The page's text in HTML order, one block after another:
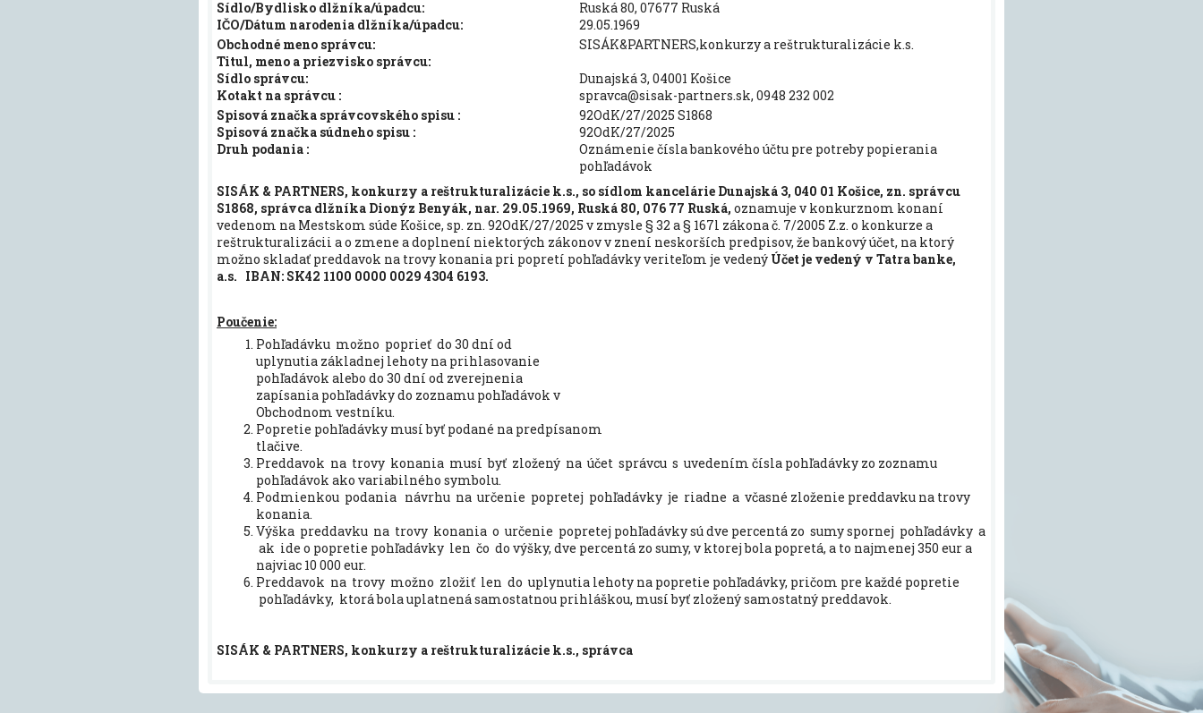
Sídlo/Bydlisko dlžníka/úpadcu:
Ruská 80, 07677 Ruská
IČO/Dátum narodenia dlžníka/úpadcu:
29.05.1969
Obchodné meno správcu:
SISÁK&PARTNERS,konkurzy a reštrukturalizácie k.s.
Titul, meno a priezvisko správcu:
Sídlo správcu:
Dunajská 3, 04001 Košice
Kotakt na správcu :
spravca@sisak-partners.sk, 0948 232 002
Spisová značka správcovského spisu :
92OdK/27/2025 S1868
Spisová značka súdneho spisu :
92OdK/27/2025
Druh podania :
Oznámenie čísla bankového účtu pre potreby popierania
pohľadávok
SISÁK & PARTNERS, konkurzy a reštrukturalizácie k.s., so sídlom kancelárie Dunajská 3, 040 01 Košice, zn. správcu
S1868, správca dlžníka Dionýz Benyák, nar. 29.05.1969, Ruská 80, 076 77 Ruská, oznamuje v konkurznom konaní
vedenom na Mestskom súde Košice, sp. zn. 92OdK/27/2025 v zmysle § 32 a § 167l zákona č. 7/2005 Z.z. o konkurze a
reštrukturalizácii a o zmene a doplnení niektorých zákonov v znení neskorších predpisov, že bankový účet, na ktorý
možno skladať preddavok na trovy konania pri popretí pohľadávky veriteľom je vedený Účet je vedený v Tatra banke,
a.s. IBAN: SK42 1100 0000 0029 4304 6193.
Poučenie:
Pohľadávku možno poprieť do 30 dní od
uplynutia základnej lehoty na prihlasovanie
pohľadávok alebo do 30 dní od zverejnenia
zapísania pohľadávky do zoznamu pohľadávok v
Obchodnom vestníku.
Popretie pohľadávky musí byť podané na predpísanom
tlačive.
Preddavok na trovy konania musí byť zložený na účet správcu s uvedením čísla pohľadávky zo zoznamu
pohľadávok ako variabilného symbolu.
Podmienkou podania návrhu na určenie popretej pohľadávky je riadne a včasné zloženie preddavku na trovy
konania.
Výška preddavku na trovy konania o určenie popretej pohľadávky sú dve percentá zo sumy spornej pohľadávky a
ak ide o popretie pohľadávky len čo do výšky, dve percentá zo sumy, v ktorej bola popretá, a to najmenej 350 eur a
najviac 10 000 eur.
Preddavok na trovy možno zložiť len do uplynutia lehoty na popretie pohľadávky, pričom pre každé popretie
pohľadávky, ktorá bola uplatnená samostatnou prihláškou, musí byť zložený samostatný preddavok.
SISÁK & PARTNERS, konkurzy a reštrukturalizácie k.s., správca